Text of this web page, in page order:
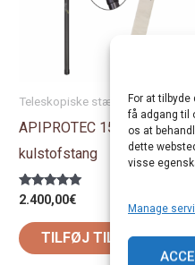
For at
få adgang til
os at
dette
visse
Manage
Teleskopiske stænger
APIPROTEC 15M
kulstofstang
Vurderet
ud af 5
2.400,00€
TILFØJ TIL KURV